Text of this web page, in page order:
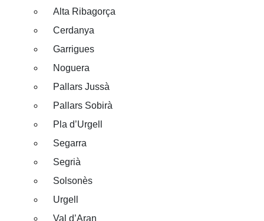
Alta Ribagorça
Cerdanya
Garrigues
Noguera
Pallars Jussà
Pallars Sobirà
Pla d’Urgell
Segarra
Segrià
Solsonès
Urgell
Val d’Aran